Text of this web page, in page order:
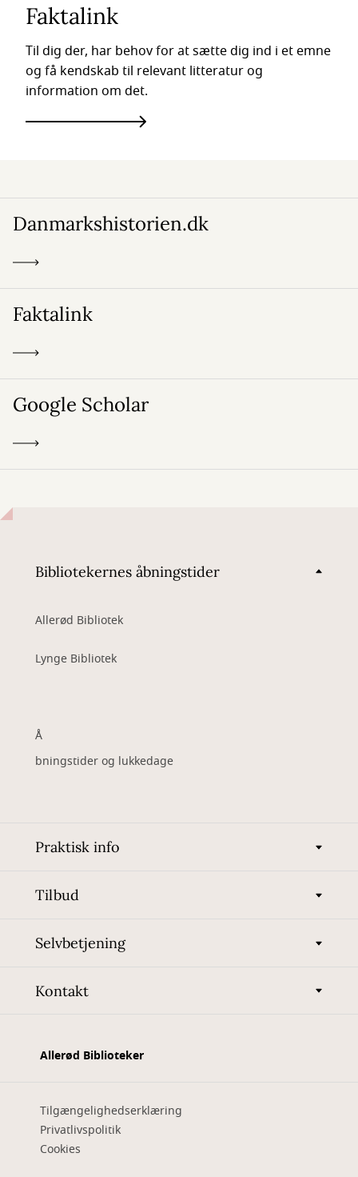
Faktalink
Til dig der, har behov for at sætte dig ind i et emne
og få kendskab til relevant litteratur og
information om det.
Danmarkshistorien.dk
Faktalink
Google Scholar
Bibliotekernes åbningstider
Allerød Bibliotek
Lynge Bibliotek
Å
bningstider og lukkedage
Praktisk info
Tilbud
Selvbetjening
Kontakt
Allerød Biblioteker
Tilgængelighedserklæring
Privatlivspolitik
Cookies